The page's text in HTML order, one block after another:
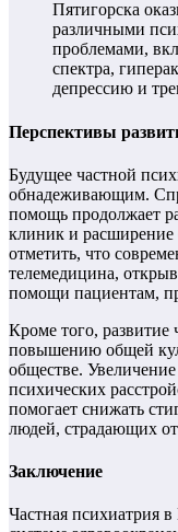
Пятигорска
различными
проблемами,
спектра,
депрессию и
Перспективы
Будущее частной
обнадеживающим.
помощь продолжает
клиник и расширение
отметить, что
телемедицина,
помощи пациентам,
Кроме того, развитие
повышению общей
обществе.
психических
помогает снижать
людей, страдающих
Заключение
Частная психиатрия